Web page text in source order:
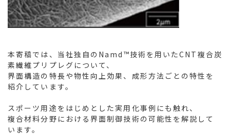
本寄稿では、当社独自のNamd™技術を用いたCNT複合炭
素繊維プリプレグについて、
界面構造の特長や物性向上効果、成形方法ごとの特性を
紹介しています。
スポーツ用途をはじめとした実用化事例にも触れ、
複合材料分野における界面制御技術の可能性を解説して
います。